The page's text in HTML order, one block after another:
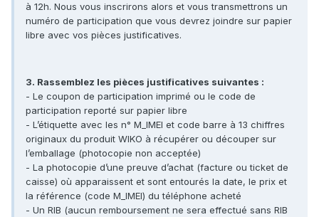
à 12h. Nous vous inscrirons alors et vous transmettrons un
numéro de participation que vous devrez joindre sur papier
libre avec vos pièces justificatives.
3. Rassemblez les pièces justificatives suivantes :
- Le coupon de participation imprimé ou le code de
participation reporté sur papier libre
- L’étiquette avec les n° M_IMEI et code barre à 13 chiffres
originaux du produit WIKO à récupérer ou découper sur
l’emballage (photocopie non acceptée)
- La photocopie d’une preuve d’achat (facture ou ticket de
caisse) où apparaissent et sont entourés la date, le prix et
la référence (code M_IMEI) du téléphone acheté
- Un RIB (aucun remboursement ne sera effectué sans RIB